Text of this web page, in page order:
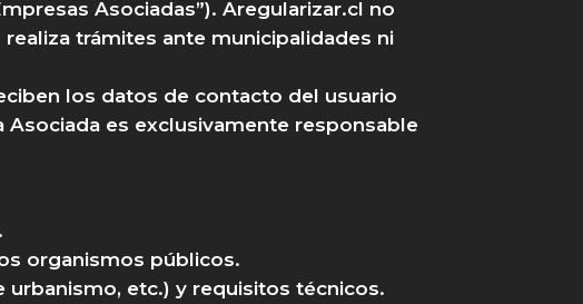
Asociadas”). Aregularizar.cl no
trámites ante municipalidades ni
los datos de contacto del usuario
es exclusivamente responsable
organismos públicos.
urbanismo, etc.) y requisitos técnicos.